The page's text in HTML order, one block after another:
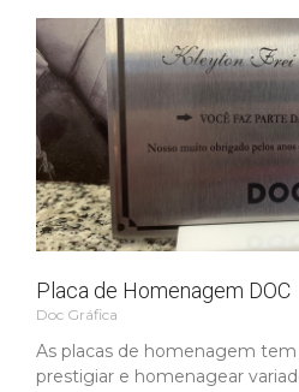
Placa de Homenagem DOC
Doc Gráfica
As placas de homenagem
prestigiar e homenagear